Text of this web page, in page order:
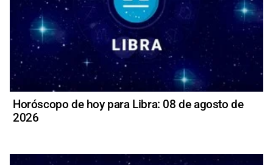
Horóscopo de hoy para Libra: 08 de agosto de
2026